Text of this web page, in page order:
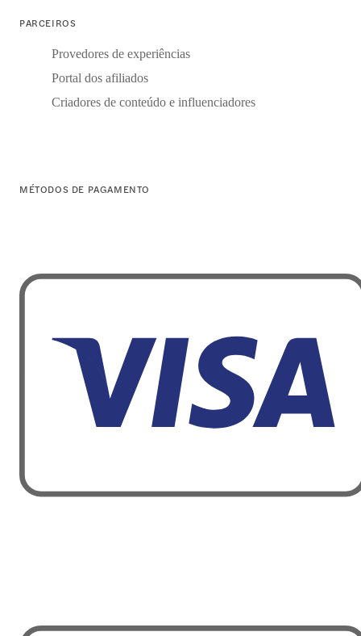
PARCEIROS
Provedores de experiências
Portal dos afiliados
Criadores de conteúdo e influenciadores
MÉTODOS DE PAGAMENTO